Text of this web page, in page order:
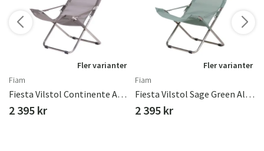
Fler varianter
Fiam
Fiesta Vilstol Continente Aluminium
2 395 kr
Fler varianter
Fiam
Fiesta Vilstol Sage Green Aluminium
2 395 kr